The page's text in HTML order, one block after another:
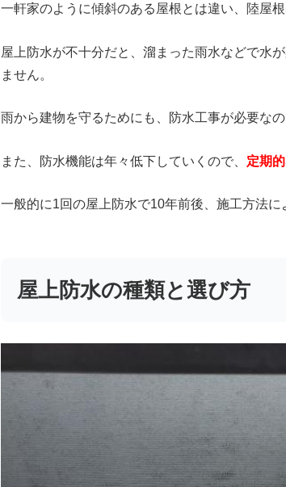
一軒家のように傾斜のある屋根とは違い、陸屋根
屋上防水が不十分だと、溜まった雨水などで水
ません。
雨から建物を守るためにも、防水工事が必要なの
また、防水機能は年々低下していくので、 定期
一般的に1回の屋上防水で10年前後、施工方法に
屋上防水の種類と選び方